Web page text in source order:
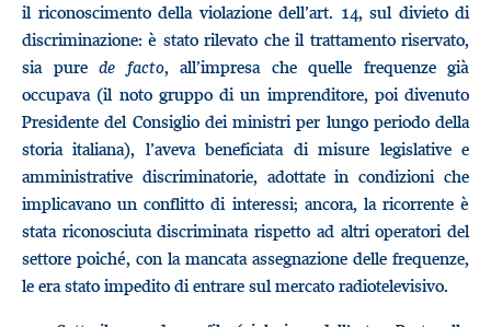
il riconoscimento della violazione dell’art. 14, sul divieto di
discriminazione: è stato rilevato che il trattamento riservato,
sia pure de facto, all’impresa che quelle frequenze già
occupava (il noto gruppo di un imprenditore, poi divenuto
Presidente del Consiglio dei ministri per lungo periodo della
storia italiana), l’aveva beneficiata di misure legislative e
amministrative discriminatorie, adottate in condizioni che
implicavano un conflitto di interessi; ancora, la ricorrente è
stata riconosciuta discriminata rispetto ad altri operatori del
settore poiché, con la mancata assegnazione delle frequenze,
le era stato impedito di entrare sul mercato radiotelevisivo.